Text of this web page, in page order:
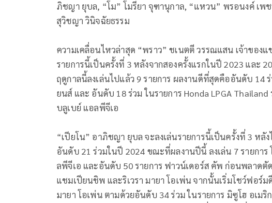
ภิชญา ยุบล, “โม” โมรียา จุฑานุกาล, “แหวน” พรอนงค์ เพ
สุวิชญา วินิจฉัยธรรม
ความเคลื่อนไหวล่าสุด “พราว” ชเนตตี วรรณแสน เจ้าของ
รายการนี้เป็นครั้งที่ 3 หลังจากสองครั้งแรกในปี 2023 และ
ฤดูกาลนี้ลงเล่นไปแล้ว 9 รายการ ผลงานดีที่สุดคืออันดับ 14
ยนส์ และ อันดับ 18 ร่วม ในรายการ Honda LPGA
บลูเบย์ แอลพีจีเอ
“เปียโน” อาภิชญา ยุบล จะลงเล่นรายการนี้เป็นครั้งที่ 3 ห
อันดับ 21 ร่วมในปี 2024 ขณะที่ผลงานปีนี้ ลงเล่น 7 รายกา
ลพีจีเอ และอันดับ 50 รายการ ฟาวน์เดอร์ส คัพ ก่อนพลาดตั
แชมเปียนชิพ และริเวรา มายา โอเพ่น จากนั้นเริ่มโชว์ฟอร์ม
มายา โอเพ่น ตามด้วยอันดับ 34 ร่วม ในรายการ มิซูโฮ อเม